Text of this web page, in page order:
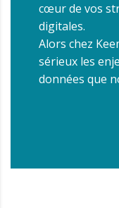
cœur de vos
digitales.
Alors chez
sérieux les
données que